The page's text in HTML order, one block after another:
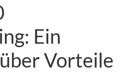
Ein
Vorteile